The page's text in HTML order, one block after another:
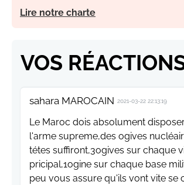
Lire notre charte
VOS
sahara MAROCAIN 2021-03-22 22:13:19
Le Maroc dois absolument
l'arme supreme,des ogives
tétes suffiront,3ogives sur chaque
pricipal,1ogine sur chaque base
peu vous assure qu'ils vont vite se